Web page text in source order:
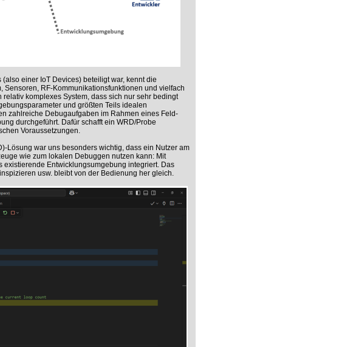
einer IoT Devices) beteiligt war, kennt die
RF-Kommunikationsfunktionen und vielfach
komplexes System, dass sich nur sehr bedingt
und größten Teils idealen
zahlreiche Debugaufgaben im Rahmen eines Feld-
durchgeführt. Dafür schafft ein WRD/Probe
Voraussetzungen.
Lösung war uns besonders wichtig, dass ein Nutzer am
wie zum lokalen Debuggen nutzen kann: Mit
Entwicklungsumgebung integriert. Das
usw. bleibt von der Bedienung her gleich.